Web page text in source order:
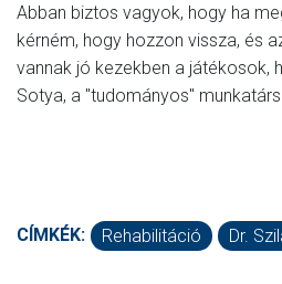
Abban biztos vagyok, hogy ha
kérném, hogy hozzon vissza, és
vannak jó kezekben a játékosok,
Sotya, a "tudományos"
CÍMKÉK: Rehabilitáció Dr.